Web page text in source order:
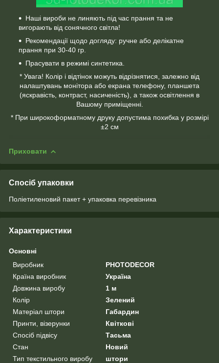
Наші вироби не линяють під час прання та не
вигорають від сонячного світла!
Рекомендації щодо догляду: ручне або делікатне
прання при 30-40 гр.
Прасувати в режимі синтетика.
* Увага! Колір і відтінок можуть відрізнятися, залежно від
налаштувань монітора або екрана телефону, планшета
(яскравість, контраст, насиченість), а також освітлення в
Вашому приміщенні.
* При широкоформатному друку допустима похибка у розмірі
±2 см
Приховати
Спосіб упаковки
Поліетиленовий пакет + упаковка перевізника
Характеристики
Основні
Виробник
PHOTODECOR
Країна виробник
Україна
Довжина виробу
1 м
Колір
Зелений
Матеріал штори
Габардин
Принти, візерунки
Квіткові
Спосіб підвісу
Тасьма
Стан
Новий
Тип текстильного виробу
штори